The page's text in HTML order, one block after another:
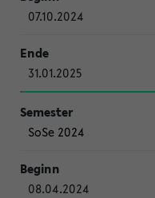
07.10.2024
31.01.2025
SoSe 2024
08.04.2024